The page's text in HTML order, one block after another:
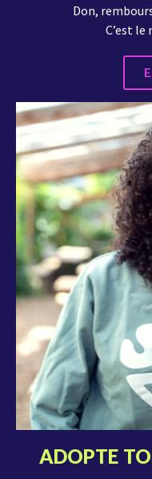
Don,
C’est
ADOPTE